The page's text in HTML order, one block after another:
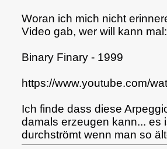
Woran ich mich nicht
Video gab, wer will kann mal:
Binary Finary - 1999
https://www.youtube.com/
Ich finde dass diese
damals erzeugen kann... es
durchströmt wenn man so